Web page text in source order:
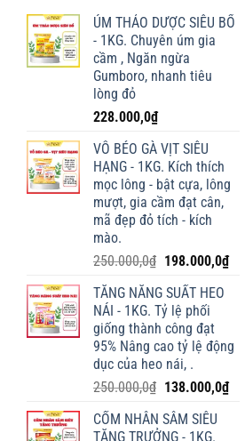
ÚM THẢO DƯỢC SIÊU BỔ
- 1KG. Chuyên úm gia
cầm , Ngăn ngừa
Gumboro, nhanh tiêu
lòng đỏ
228.000,0₫
VỖ BÉO GÀ VỊT SIÊU
HẠNG - 1KG. Kích thích
mọc lông - bật cựa, lông
mượt, gia cầm đạt cân,
mã đẹp đỏ tích - kích
mào.
250.000,0₫ Giá
là:
250.000,0₫.
198.000,0₫Giá
TĂNG NĂNG SUẤT HEO
NÁI - 1KG. Tỷ lệ phối
giống thành công đạt
95% Nâng cao tỷ lệ động
dục của heo nái, .
250.000,0₫ Giá
là:
138.000,0₫Giá
CỐM NHÂN SÂM SIÊU
TĂNG TRƯỞNG - 1KG.